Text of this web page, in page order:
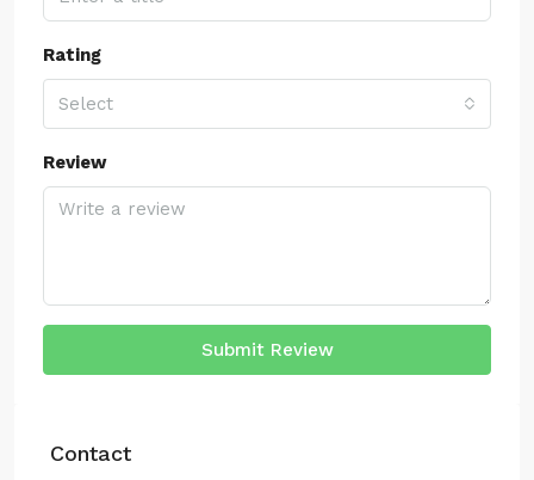
Rating
Select
Review
Submit Review
Contact